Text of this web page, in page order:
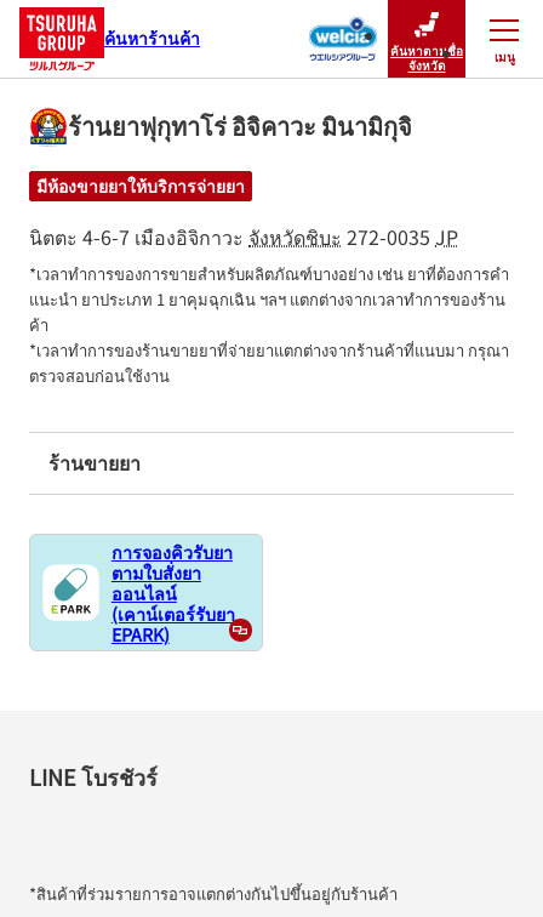
ค้นหาร้านค้า
ค้นหาตามชื่อ
จังหวัด
เมนู
ปิดเมนู
ร้านยาฟุกุทาโร่ อิจิคาวะ มินามิกุจิ
มีห้องขายยาให้บริการจ่ายยา
นิตตะ 4-6-7 เมืองอิจิกาวะ จังหวัดชิบะ 272-0035 JP
*เวลาทำการของการขายสำหรับผลิตภัณฑ์บางอย่าง เช่น ยาที่ต้องการคำ
แนะนำ ยาประเภท 1 ยาคุมฉุกเฉิน ฯลฯ แตกต่างจากเวลาทำการของร้าน
ค้า
*เวลาทำการของร้านขายยาที่จ่ายยาแตกต่างจากร้านค้าที่แนบมา กรุณา
ตรวจสอบก่อนใช้งาน
ร้านขายยา
การจองคิวรับยา
ตามใบสั่งยา
ออนไลน์
(เคาน์เตอร์รับยา
EPARK)
LINE โบรชัวร์
*สินค้าที่ร่วมรายการอาจแตกต่างกันไปขึ้นอยู่กับร้านค้า